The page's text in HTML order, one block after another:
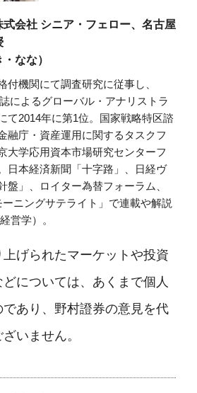
式会社 シニア・フェロー、名古屋
なな）
付機関にて調査研究に従事し、
によるグローバル・アナリストラ
て2014年に第1位。国家戦略特区諮
融庁・資産運用に関するタスクフ
大学応用資本市場研究センターフ
日本経済新聞「十字路」、日経ヴ
盤」、ロイター為替フォーラム、
ニングサテライト」で連載や解説
営学）。
げられたマーケットや投資
については、あくまで個人
あり、野村證券の意見を代
いません。